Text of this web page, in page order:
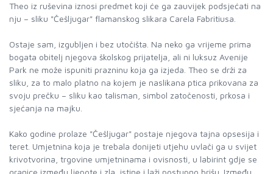
Theo iz ruševina iznosi predmet koji će ga zauvijek podsjećati na
nju – sliku "Češljugar" flamanskog slikara Carela Fabritiusa.
Ostaje sam, izgubljen i bez utočišta. Na neko ga vrijeme prima
bogata obitelj njegova školskog prijatelja, ali ni luksuz Avenije
Park ne može ispuniti prazninu koja ga izjeda. Theo se drži za
sliku, za to malo platno na kojem je naslikana ptica prikovana za
svoju prečku – sliku kao talisman, simbol zatočenosti, prkosa i
sjećanja na majku.
Kako godine prolaze "Češljugar" postaje njegova tajna opsesija i
teret. Umjetnina koja je trebala donijeti utjehu uvlači ga u svijet
krivotvorina, trgovine umjetninama i ovisnosti, u labirint gdje se
granice između ljepote i zla, istine i laži postupno brišu. Između